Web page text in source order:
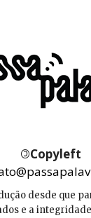
©Copyleft
desde que
e a